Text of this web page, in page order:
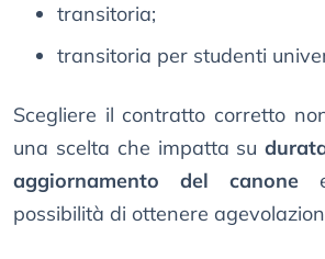
transitoria;
transitoria per studenti
Scegliere il contratto corretto
una scelta che impatta su
aggiornamento del canone
possibilità di ottenere